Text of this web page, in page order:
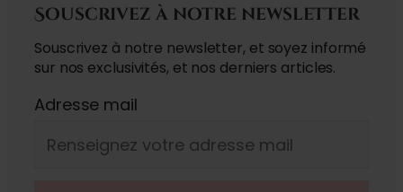
Souscrivez à notre newsletter
Souscrivez à notre newsletter, et soyez informé
sur nos exclusivités, et nos derniers articles.
Adresse mail